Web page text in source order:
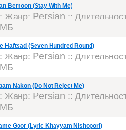
Bemoon (Stay With Me)
Жанр: Persian ::
МБ
Haftsad (Seven Hundred Round)
Жанр: Persian ::
МБ
Nakon (Do Not Reject Me)
Жанр: Persian ::
МБ
Goor (Lyric Khayyam Nishopori)